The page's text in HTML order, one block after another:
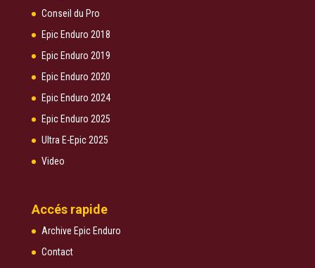
Conseil du Pro
Epic Enduro 2018
Epic Enduro 2019
Epic Enduro 2020
Epic Enduro 2024
Epic Enduro 2025
Ultra E-Epic 2025
Video
Accés rapide
Archive Epic Enduro
Contact